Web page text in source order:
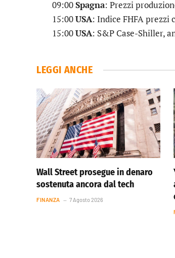
09:00Spagna: Prezzi
15:00USA: Indice FHFA prezzi
15:00USA: S&P Case-Shiller,
LEGGI ANCHE
Wall Street prosegue in denaro
sostenuta ancora dal tech
FINANZA 7 Agosto 2026